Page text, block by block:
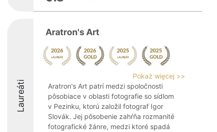
Laureáti
Aratron's Art
Pokaż więcej >>
Aratron's Art patrí medzi spoločnosti
pôsobiace v oblasti fotografie so sídlom
v Pezinku, ktorú založil fotograf Igor
Slovák. Jej pôsobenie zahŕňa rozmanité
fotografické žánre, medzi ktoré spadá